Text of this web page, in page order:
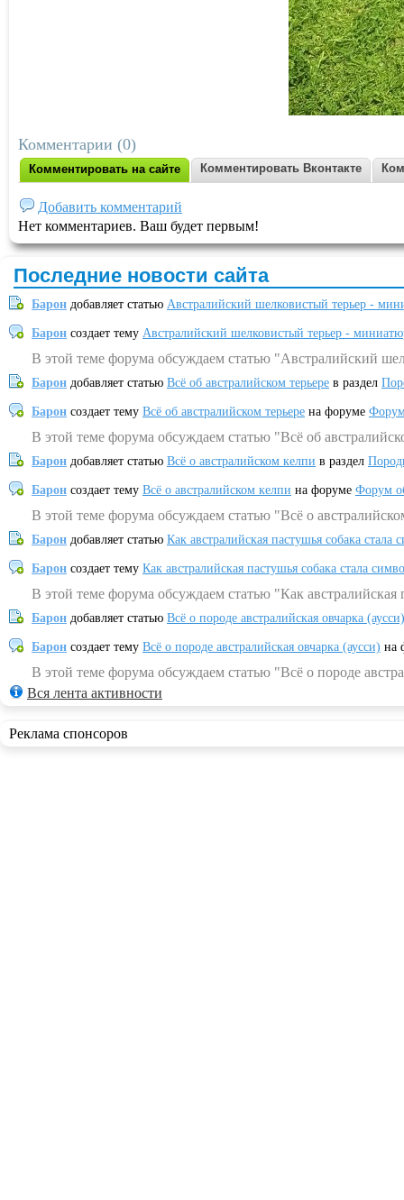
Комментарии (0)
Комментировать на сайте Комментировать Вконтакте
Добавить комментарий
Нет комментариев. Ваш будет первым!
Последние новости сайта
Барон добавляет статью Австралийский шелковистый терьер -
Барон создает тему Австралийский шелковистый терьер -
В этой теме форума обсуждаем статью "Австралийский
Барон добавляет статью Всё об австралийском терьере в раздел
Барон создает тему Всё об австралийском терьере на форуме
В этой теме форума обсуждаем статью "Всё об
Барон добавляет статью Всё о австралийском келпи в раздел
Барон создает тему Всё о австралийском келпи на форуме Форум
В этой теме форума обсуждаем статью "Всё о
Барон добавляет статью Как австралийская пастушья собака
Барон создает тему Как австралийская пастушья собака стала
В этой теме форума обсуждаем статью "Как
Барон добавляет статью Всё о породе австралийская овчарка (аусси)
Барон создает тему Всё о породе австралийская овчарка (аусси) на
В этой теме форума обсуждаем статью "Всё о породе
Вся лента активности
Реклама спонсоров